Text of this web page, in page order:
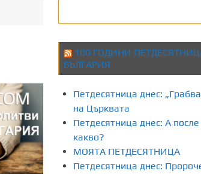
100 ГОДИНИ
БЪЛГАРИЯ
Петдесятница днес:
на Църквата
Петдесятница днес: А после
какво?
МОЯТА ПЕТДЕСЯТНИЦА
Петдесятница днес: